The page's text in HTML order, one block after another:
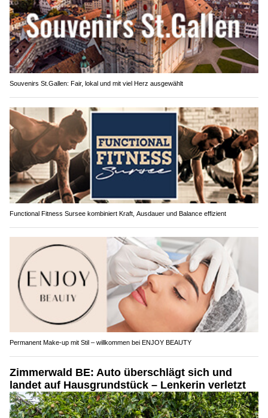
Souvenirs St.Gallen: Fair, lokal und mit viel Herz ausgewählt
Functional Fitness Sursee kombiniert Kraft, Ausdauer und Balance effizient
Permanent Make-up mit Stil – willkommen bei ENJOY BEAUTY
Zimmerwald BE: Auto überschlägt sich und
landet auf Hausgrundstück – Lenkerin verletzt